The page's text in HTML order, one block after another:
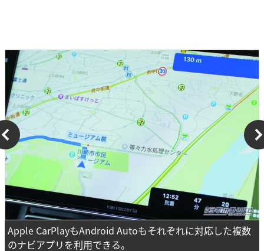
Apple CarPlayもAndroid Autoもそれぞれに対応した複数
のナビアプリを利用できる。